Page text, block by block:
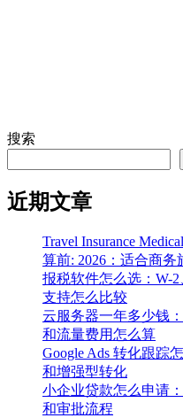
搜索
近期文章
Travel Insurance
算前: 2026：适合商务
报税软件怎么选：W-
支持怎么比较
云服务器一年多少钱
和流量费用怎么算
Google Ads 转化跟踪
和增强型转化
小企业贷款怎么申请
和审批流程